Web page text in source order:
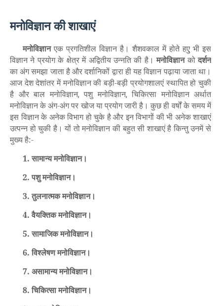
मनोविज्ञान की शाखाएं
मनोविज्ञानएक प्रगतिशील विज्ञान है। शैशवकाल में होते हएु भी इस
विज्ञान ने प्रयोग के क्षेत्र में अद्वितीय उन्नति की है।मनोविज्ञानकोदर्शन
का अंग समझा जाता है और दर्शानिकों द्वारा ही यह विज्ञान पढ़ाया जाता था।
आज देश देशांतर में मनोविज्ञान की बड़ी-बड़ी प्रयोगशालएं स्थापित हो चुकी
है और बाल मनोविज्ञान, पशु मनोविज्ञान, चिकित्सा मनोविज्ञान अर्थात
मनोविज्ञान के अंग-अंग पर खोज या प्रयोग जारी है। कुछ ही वर्षों के समय में
इस विज्ञान के अनेक विभाग हो चुके है और इन विभागों की भी अनेक शाखाएं
उत्पन्न हो चुकी है। यों तो मनोविज्ञान की बहुत सी शाखाएं है किन्तु उनमें से
मुख्य है:-
1. सामान्य मनोविज्ञान।
2. पशु मनोविज्ञान।
3. तुलनात्मक मनोविज्ञान।
4. वैयक्तिक मनोविज्ञान।
5. सामाजिक मनोविज्ञान।
6. विश्लेषण मनोविज्ञान।
7. असामान्य मनोविज्ञान।
8. चिकित्सा मनोविज्ञान।